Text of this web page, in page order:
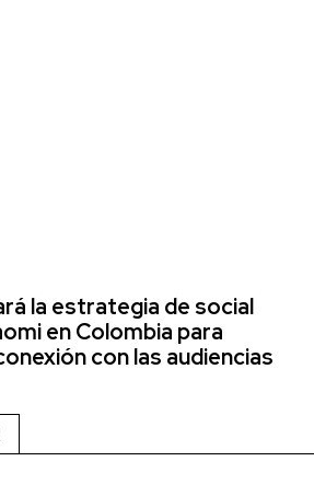
la estrategia de social
en Colombia para
con las audiencias